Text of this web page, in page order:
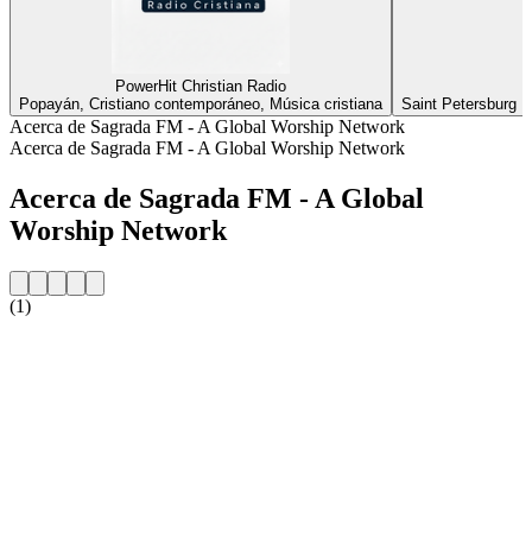
PowerHit Christian Radio
Popayán, Cristiano contemporáneo, Música cristiana
Saint Petersburg
Acerca de Sagrada FM - A Global Worship Network
Acerca de Sagrada FM - A Global Worship Network
Acerca de Sagrada FM - A Global
Worship Network
(1)